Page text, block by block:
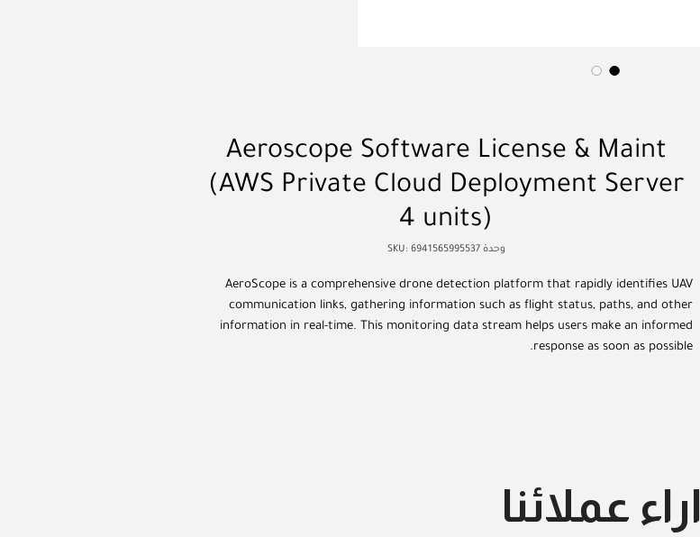
Aeroscope Software License & Maint
(AWS Private Cloud Deployment Server
4 units)
وحدة SKU: 6941565995537
AeroScope is a comprehensive drone detection platform that rapidly identifies UAV
communication links, gathering information such as flight status, paths, and other
information in real-time. This monitoring data stream helps users make an informed
response as soon as possible.
اراء عملائنا